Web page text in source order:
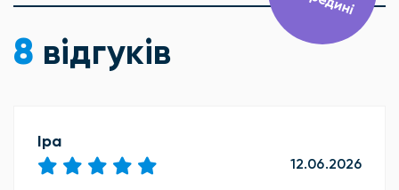
8 відгуків
Іра
12.06.2026